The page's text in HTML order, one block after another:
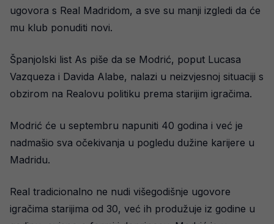
ugovora s Real Madridom, a sve su manji izgledi da će
mu klub ponuditi novi.
Španjolski list As piše da se Modrić, poput Lucasa
Vazqueza i Davida Alabe, nalazi u neizvjesnoj situaciji s
obzirom na Realovu politiku prema starijim igračima.
Modrić će u septembru napuniti 40 godina i već je
nadmašio sva očekivanja u pogledu dužine karijere u
Madridu.
Real tradicionalno ne nudi višegodišnje ugovore
igračima starijima od 30, već ih produžuje iz godine u